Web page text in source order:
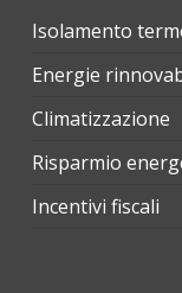
Isolamento
Energie
Climatizzazione
Risparmio
Incentivi fiscali